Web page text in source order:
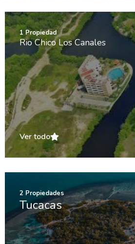
1 Propiedad
Rio Chico Los Canales
Ver todo
2 Propiedades
Tucacas